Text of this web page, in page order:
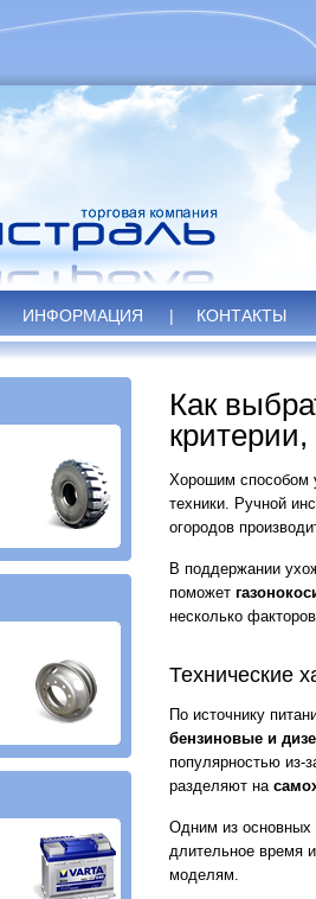
ИНФОРМАЦИЯ | КОНТАКТЫ
Как
Хорошим способом
техники. Ручной
огородов
В поддержании
поможет
несколько
Технические
По источнику
бензиновые и
популярностью из-
разделяют на
Одним из основных
длительное время
моделям.